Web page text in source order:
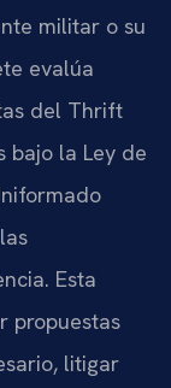
militar o su
evalúa
del Thrift
bajo la Ley de
Esta
propuestas
litigar